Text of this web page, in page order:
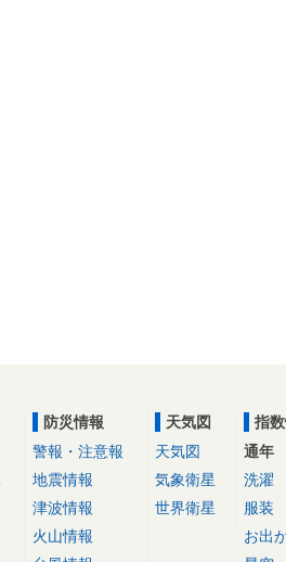
防災情報
警報・注意報
地震情報
津波情報
火山情報
天気図
天気図
気象衛星
世界衛星
指
通年
洗濯
服装
お出